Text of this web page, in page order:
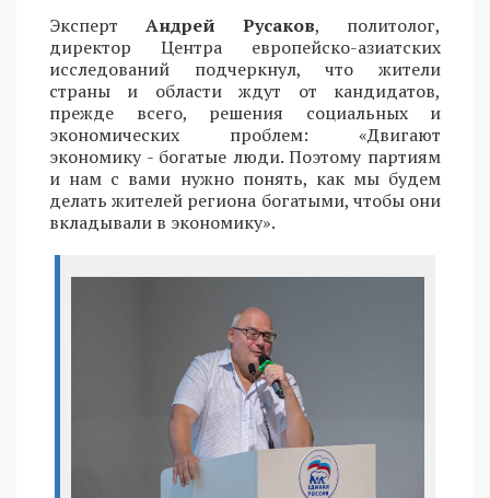
Эксперт Андрей Русаков, политолог,
директор Центра европейско-азиатских
исследований подчеркнул, что жители
страны и области ждут от кандидатов,
прежде всего, решения социальных и
экономических проблем: «Двигают
экономику - богатые люди. Поэтому партиям
и нам с вами нужно понять, как мы будем
делать жителей региона богатыми, чтобы они
вкладывали в экономику».